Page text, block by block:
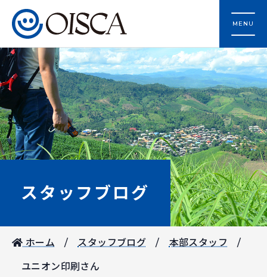
MENU
スタッフブログ
ホーム スタッフブログ 本部スタッフ
ユニオン印刷さん